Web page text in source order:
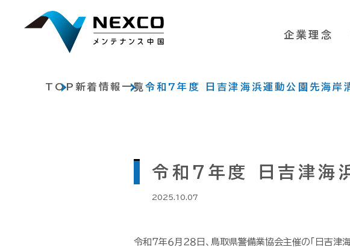
企業理念
TOP 新着情報一覧 令和7年度 日吉津海浜運動公園先海岸
令和7年度 日吉津海
2025.10.07
令和7年６月２８日、鳥取県警備業協会主催の「日吉津